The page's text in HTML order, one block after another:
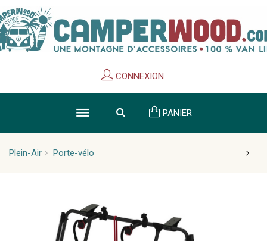
CONNEXION
PANIER
Plein-Air Porte-vélo
Cookies management panel